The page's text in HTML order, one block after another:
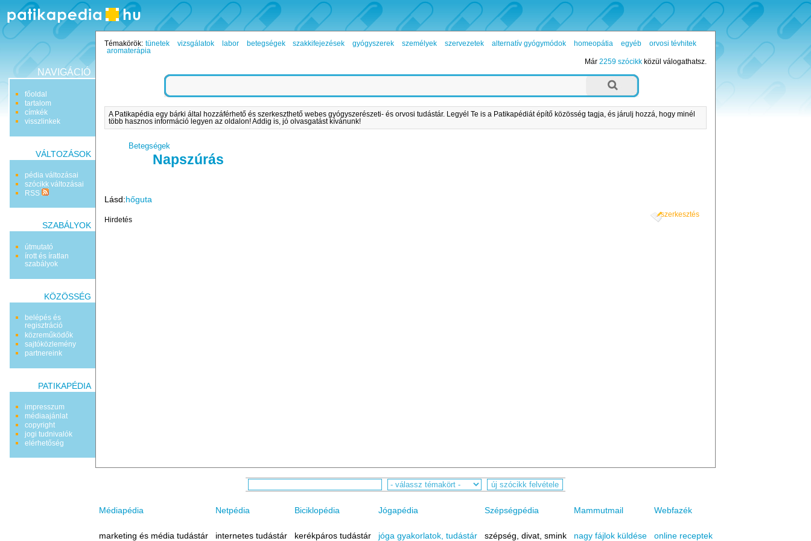
NAVIGÁCIÓ
főoldal
tartalom
címkék
visszlinkek
VÁLTOZÁSOK
pédia változásai
szócikk változásai
RSS
SZABÁLYOK
útmutató
írott és íratlan
szabályok
KÖZÖSSÉG
belépés és
regisztráció
közreműködők
sajtóközlemény
partnereink
PATIKAPÉDIA
impresszum
médiaajánlat
copyright
jogi tudnivalók
elérhetőség
Témakörök: tünetek vizsgálatok labor betegségek szakkifejezések gyógyszerek személyek szervezetek alternatív gyógymódok homeopátia egyéb
orvosi tévhitek
aromaterápia
Már 2259 szócikkközül válogathatsz.
A Patikapédia egy bárki által hozzáférhető és szerkeszthető webes gyógyszerészeti- és orvosi tudástár. Legyél Te is a Patikapédiát építő közösség tagja, és járulj hozzá, hogy minél
több hasznos információ legyen az oldalon! Addig is, jó olvasgatást kívánunk!
Betegségek
Napszúrás
Lásd:hőguta
szerkesztés
Hirdetés
Médiapédia Netpédia Biciklopédia Jógapédia Szépségpédia Mammutmail Webfazék
marketing és média tudástár internetes tudástár kerékpáros tudástár jóga gyakorlatok, tudástár szépség, divat, smink nagy fájlok küldése online receptek